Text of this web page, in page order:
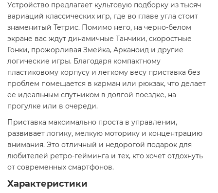
Устройство предлагает культовую подборку из тысяч
вариаций классических игр, где во главе угла стоит
знаменитый Тетрис. Помимо него, на черно-белом
экране вас ждут динамичные Танчики, скоростные
Гонки, прожорливая Змейка, Арканоид и другие
логические игры. Благодаря компактному
пластиковому корпусу и легкому весу приставка без
проблем помещается в карман или рюкзак, что делает
ее идеальным спутником в долгой поездке, на
прогулке или в очереди.
Приставка максимально проста в управлении,
развивает логику, мелкую моторику и концентрацию
внимания. Это отличный и недорогой подарок для
любителей ретро-гейминга и тех, кто хочет отдохнуть
от современных смартфонов.
Характеристики